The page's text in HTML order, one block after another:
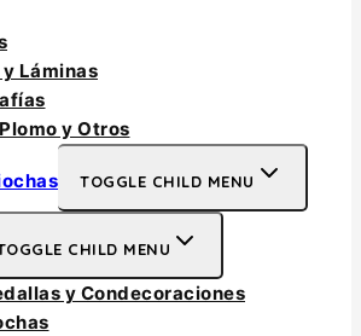
Láminas
y Otros
TOGGLE CHILD MENU
CHILD MENU
y Condecoraciones